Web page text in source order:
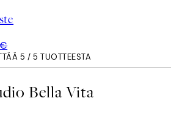
5 / 5 TUOTTEESTA
Bella Vita